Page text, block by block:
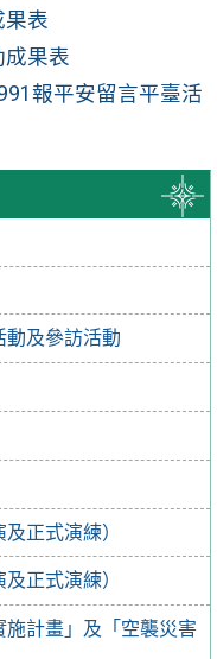
動及參訪活動
正式演練）
正式演練）
施計畫」及「空襲災害
果表
成果表
報平安留言平臺活